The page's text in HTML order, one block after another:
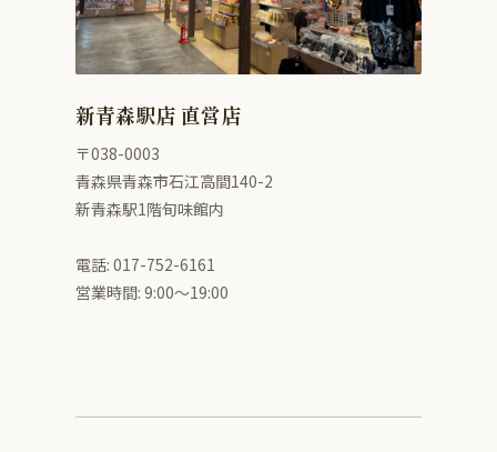
新青森駅店 直営店
〒038-0003
青森県青森市石江高間140-2
新青森駅1階旬味館内
電話: 017-752-6161
営業時間: 9:00〜19:00